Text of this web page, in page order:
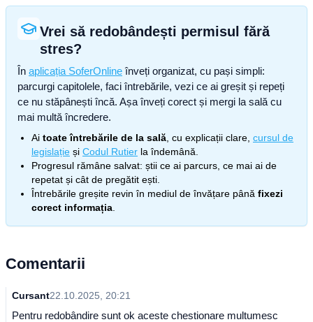
Vrei să redobândești permisul fără
stres?
În aplicația SoferOnline înveți organizat, cu pași simpli:
parcurgi capitolele, faci întrebările, vezi ce ai greșit și repeți
ce nu stăpânești încă. Așa înveți corect și mergi la sală cu
mai multă încredere.
Ai toate întrebările de la sală , cu explicații clare, cursul de
legislație și Codul Rutier la îndemână.
Progresul rămâne salvat: știi ce ai parcurs, ce mai ai de
repetat și cât de pregătit ești.
Întrebările greșite revin în mediul de învățare până fixezi
corect informația
Comentarii
Cursant22.10.2025, 20:21
Pentru redobândire sunt ok aceste chestionare multumesc